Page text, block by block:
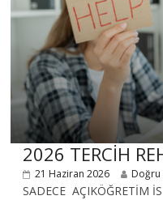
2026 TERCİH
21 Haziran 2026
SADECE AÇIKÖĞRETİM